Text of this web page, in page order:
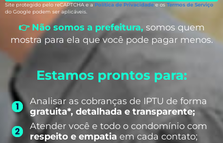
Site protegido pelo reCAPTCHA e a Política de Privacidade e os Termos de Serviço
do Google podem ser aplicáveis.
👉 Não somos a prefeitura, somos quem
mostra para ela que você pode pagar menos.
Estamos prontos para:
Analisar as cobranças de IPTU de forma
gratuita*, detalhada e transparente;
Atender você e todo o condomínio com
respeito e empatia em cada contato;